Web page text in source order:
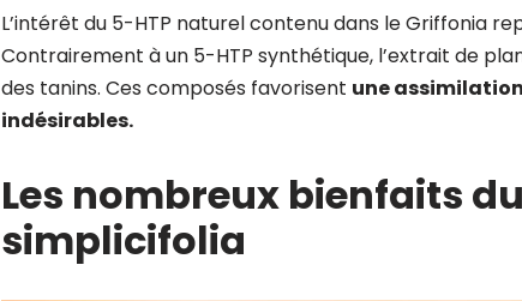
L’intérêt du 5-HTP naturel contenu dans le Griffonia
Contrairement à un 5-HTP synthétique, l’extrait de
des tanins. Ces composés favorisent une
indésirables.
Les nombreux bienfaits
simplicifolia